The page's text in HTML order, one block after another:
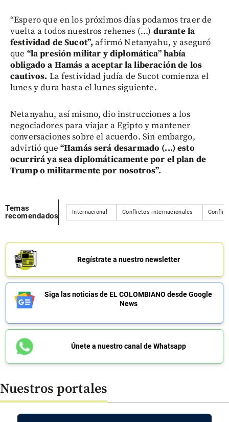
“Espero que en los próximos días podamos traer de
vuelta a todos nuestros rehenes (...) durante la
festividad de Sucot”, afirmó Netanyahu, y aseguró
que “la presión militar y diplomática” había
obligado a Hamás a aceptar la liberación de los
cautivos. La festividad judía de Sucot comienza el
lunes y dura hasta el lunes siguiente.
Netanyahu, así mismo, dio instrucciones a los
negociadores para viajar a Egipto y mantener
conversaciones sobre el acuerdo. Sin embargo,
advirtió que “Hamás será desarmado (...) esto
ocurrirá ya sea diplomáticamente por el plan de
Trump o militarmente por nosotros”.
Temas
recomendados
Internacional Conflictos internacionales
Regístrate a nuestro newsletter
Siga las noticias de EL COLOMBIANO desde Google
News
Únete a nuestro canal de Whatsapp
Nuestros portales